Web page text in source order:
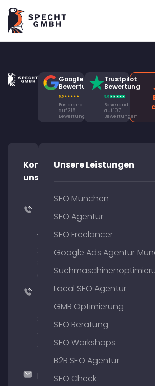
Google
Bewertung
Basierend
auf 315
Bewertungen
Trustpilot
Bewertung
Basierend
auf 107
Bewertungen
Kontaktiere
uns!
+49
176
204
801
64
+49
89
380
375
hallo@timospecht.de
Unsere Leistungen
SEO München
SEO Agentur
SEO Freelancer
Google Ads Agentur
Local SEO Agentur
GMB Optimierung
SEO Beratung
SEO Workshops
B2B SEO Agentur
SEO Check